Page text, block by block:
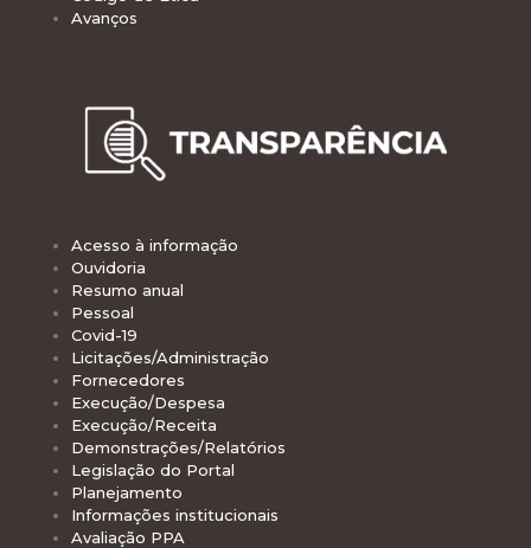
Avanços
Acesso à informação
Ouvidoria
Resumo anual
Pessoal
Covid-19
Licitações/Administração
Fornecedores
Execução/Despesa
Execução/Receita
Demonstrações/Relatórios
Legislação do Portal
Planejamento
Informações institucionais
Avaliação PPA